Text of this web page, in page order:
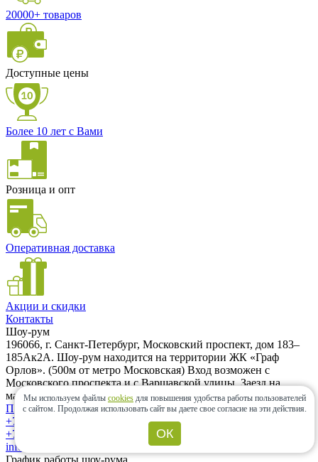
20000+ товаров
Доступные цены
Более 10 лет с Вами
Розница и опт
Оперативная доставка
Акции и скидки
Контакты
Шоу-рум
196066, г. Санкт-Петербург, Московский проспект, дом 183–
185Ак2А. Шоу-рум находится на территории ЖК «Граф
Орлов». (500м от метро Московская) Вход возможен с
Московского проспекта и с Варшавской улицы. Заезд на
машине только с Варшавской улицы.
Проложить маршрут
+7 (962) 343-21-12
+7 (812) 985-58-85
info@ceramic-center.ru
График работы шоу-рума
Мы используем файлы cookies для повышения удобства работы пользователей
с сайтом. Продолжая использовать сайт вы даете свое согласие на эти действия.
ОК